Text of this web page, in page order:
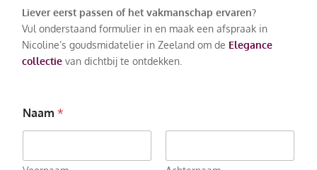
Liever eerst passen of het vakmanschap ervaren?
Vul onderstaand formulier in en maak een afspraak in
Nicoline’s goudsmidatelier in Zeeland om de Elegance
collectie van dichtbij te ontdekken.
*
R
a
Naam *